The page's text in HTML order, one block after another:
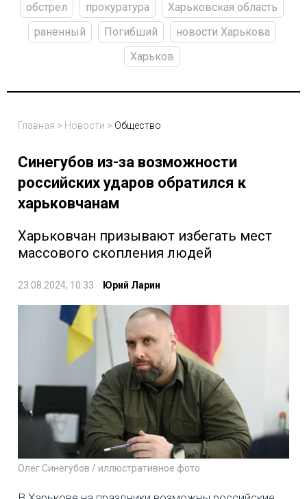
обстрел прокуратура
Харьковская область
раненный
Погибший
новости Харькова
Харьков
Главная > Новости > Общество
Синегубов из-за возможности
российских ударов обратился к
харьковчанам
Харьковчан призывают избегать мест
массового скопления людей
23.08.2024, 10:33 Юрий Ларин
Олег Синегубов / иллюстративное фото